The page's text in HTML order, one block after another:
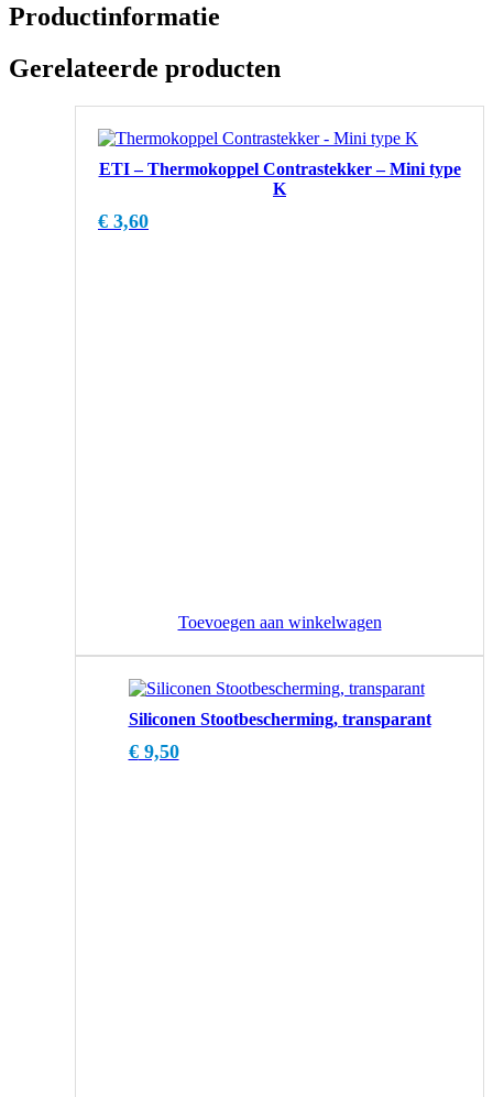
Productinformatie
Gerelateerde producten
ETI – Thermokoppel Contrastekker – Mini type
K
€ 3,60
Toevoegen aan winkelwagen
Siliconen Stootbescherming, transparant
€9,50